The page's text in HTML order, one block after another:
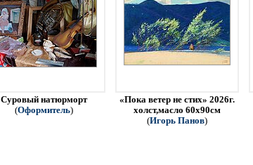
Суровый натюрморт
(Оформитель)
«Пока ветер не стих» 2026г.
холст,масло 60х90см
(Игорь Панов)